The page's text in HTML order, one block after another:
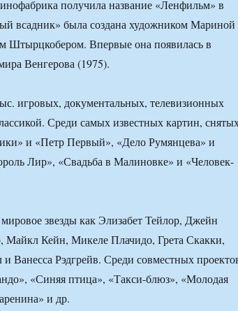
получила название «Ленфильм» в
всадник» была создана художником Мариной
Штырцкобером. Впервые она появилась в
Венгерова (1975).
игровых, документальных, телевизионных
Среди самых известных картин,
и «Петр Первый», «Дело Румянцева» и
Лир», «Свадьба в Малиновке» и «Человек-
звезды как Элизабет Тейлор, Джейн
Кейн, Микеле Плачидо, Грета Скакки,
Рэдгрейв. Среди совместных
«Синяя птица», «Такси-блюз», «Молодая
и др.